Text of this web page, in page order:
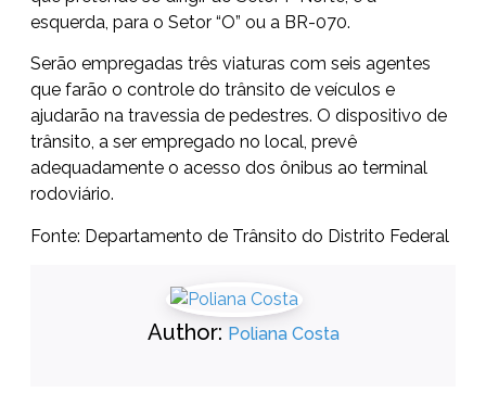
esquerda, para o Setor “O” ou a BR-070.
Serão empregadas três viaturas com seis agentes
que farão o controle do trânsito de veículos e
ajudarão na travessia de pedestres. O dispositivo de
trânsito, a ser empregado no local, prevê
adequadamente o acesso dos ônibus ao terminal
rodoviário.
Fonte: Departamento de Trânsito do Distrito Federal
Author: Poliana Costa